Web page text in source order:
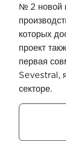
№ 2 новой
которых
проект
первая
Sevestral,
секторе.